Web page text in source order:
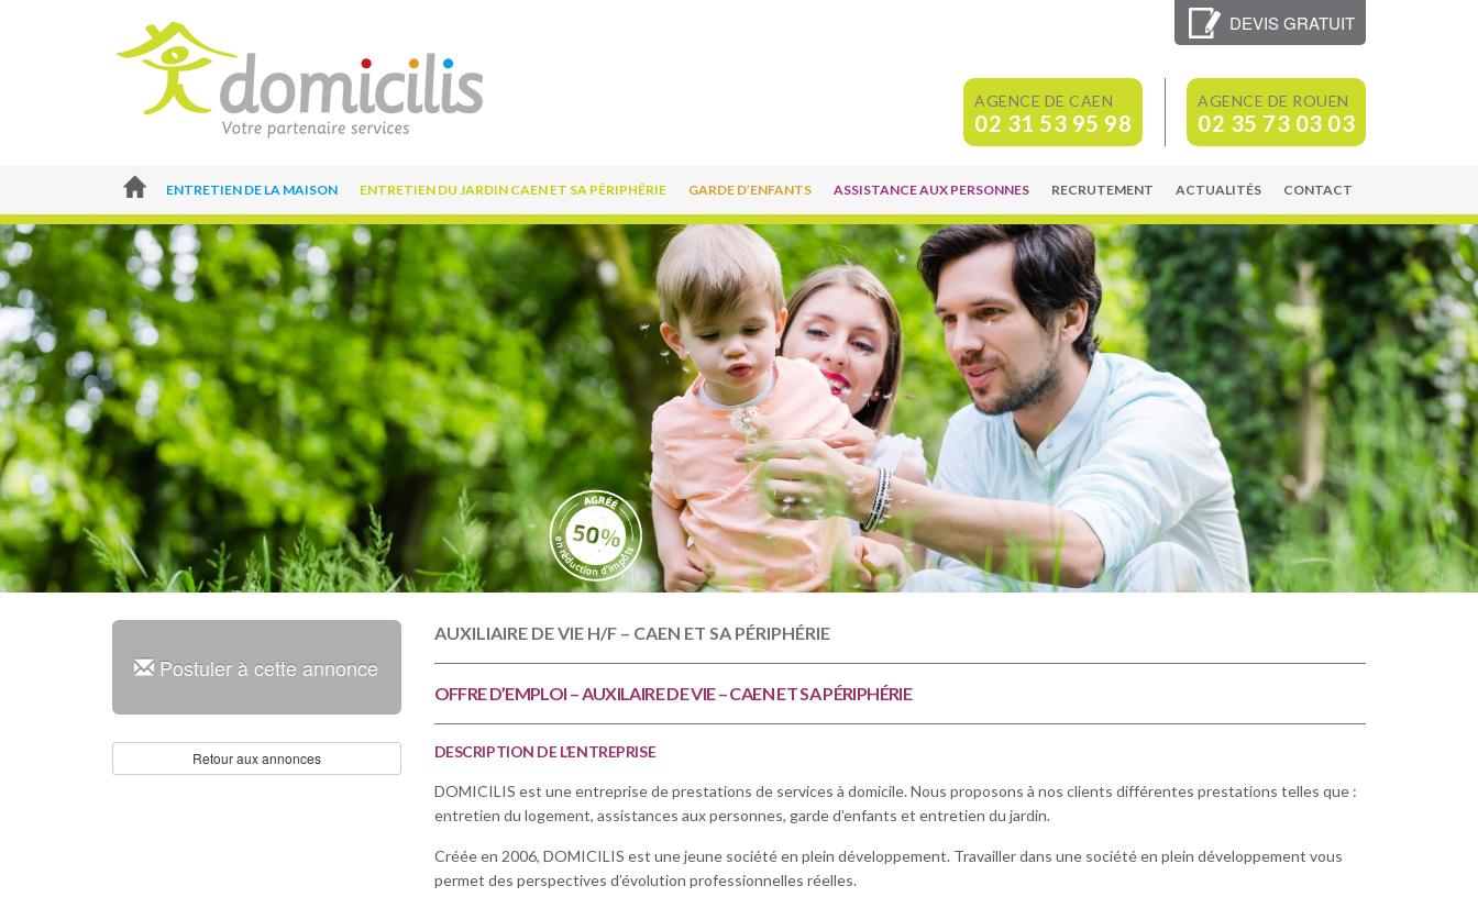
DEVIS GRATUIT
AGENCE DE CAEN
02 31 53 95 98
AGENCE DE ROUEN
02 35 73 03 03
ENTRETIEN DE LA MAISON ENTRETIEN DU JARDIN CAEN ET SA PÉRIPHÉRIE GARDE D’ENFANTS ASSISTANCE AUX PERSONNES RECRUTEMENT ACTUALITÉS CONTACT
AUXILIAIRE DE VIE H/F – CAEN ET SA PÉRIPHÉRIE
OFFRE D’EMPLOI – AUXILAIRE DE VIE – CAEN ET SA PÉRIPHÉRIE
DESCRIPTION DE L’ENTREPRISE
DOMICILIS est une entreprise de prestations de services à domicile. Nous proposons à nos clients différentes prestations telles que :
entretien du logement, assistances aux personnes, garde d’enfants et entretien du jardin.
Créée en 2006, DOMICILIS est une jeune société en plein développement. Travailler dans une société en plein développement vous
permet des perspectives d’évolution professionnelles réelles.
Postuler à cette annonce
Retour aux annonces